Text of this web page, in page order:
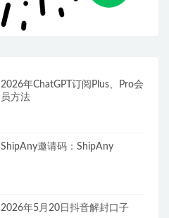
2026年ChatGPT订阅Plus、Pro会
员方法
ShipAny邀请码：ShipAny
2026年5月20日抖音解封口子